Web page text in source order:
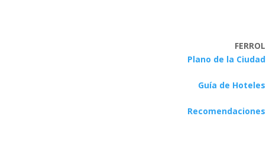
FERROL
Plano de la Ciudad
Guía de Hoteles
Recomendaciones